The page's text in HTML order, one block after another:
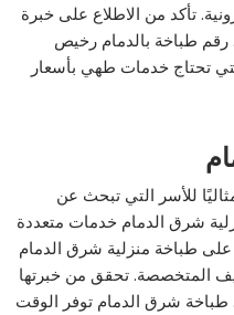
تأكد من الاطلاع على خبرة
رقم طباخة بالدمام رخيص
تحتاج خدمات طهي بأسعار
للأسر التي تبحث عن
شرق الدمام خدمات متعددة
على طباخة منزلية شرق الدمام
المتخصصة. تحقق من خبرتها
طباخة شرق الدمام توفر الوقت